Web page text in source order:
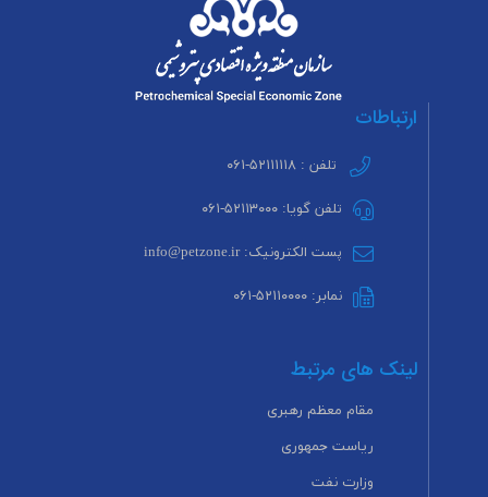
ارتباطات
تلفن : ۵۲۱۱۱۱۱۸-۰۶۱
تلفن گویا: ۵۲۱۱۳۰۰۰-۰۶۱
پست الکترونیک: info@petzone.ir
نمابر: ۵۲۱۱۰۰۰۰-۰۶۱
لینک های مرتبط
مقام معظم رهبری
ریاست جمهوری
وزارت نفت